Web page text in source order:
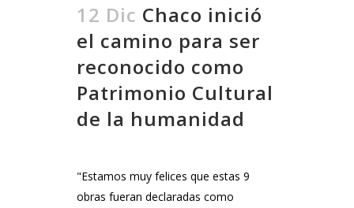
12 Dic Chaco inició
el camino para ser
reconocido como
Patrimonio Cultural
de la humanidad
"Estamos muy felices que estas 9
obras fueran declaradas como